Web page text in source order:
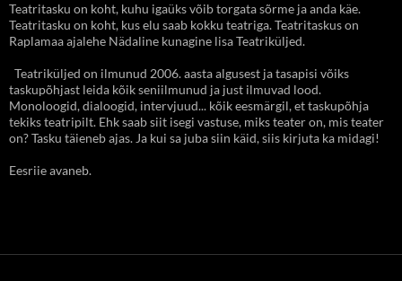
Teatritasku on koht, kuhu igaüks võib torgata sõrme ja anda käe.
Teatritasku on koht, kus elu saab kokku teatriga. Teatritaskus on
Raplamaa ajalehe Nädaline kunagine lisa Teatriküljed.
Teatriküljed on ilmunud 2006. aasta algusest ja tasapisi võiks
taskupõhjast leida kõik seniilmunud ja just ilmuvad lood.
Monoloogid, dialoogid, intervjuud... kõik eesmärgil, et taskupõhja
tekiks teatripilt. Ehk saab siit isegi vastuse, miks teater on, mis teater
on? Tasku täieneb ajas. Ja kui sa juba siin käid, siis kirjuta ka midagi!
Eesriie avaneb.